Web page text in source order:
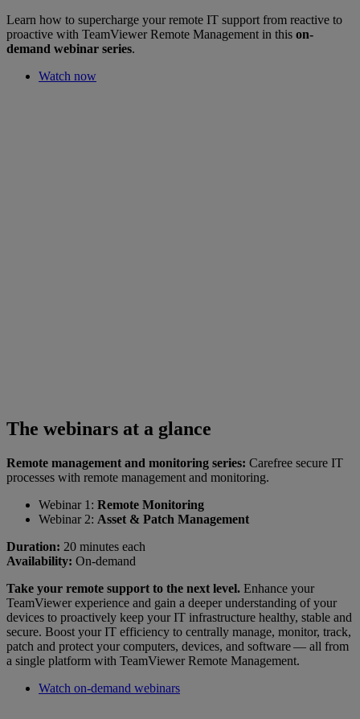
Learn how to supercharge your remote IT support from reactive to
proactive with TeamViewer Remote Management in this on-
demand webinar series.
Watch now
The webinars at a glance
Remote management and monitoring series: Carefree secure IT
processes with remote management and monitoring.
Webinar 1: Remote Monitoring
Webinar 2: Asset & Patch Management
Duration: 20 minutes each
Availability: On-demand
Take your remote support to the next level. Enhance your
TeamViewer experience and gain a deeper understanding of your
devices to proactively keep your IT infrastructure healthy, stable and
secure. Boost your IT efficiency to centrally manage, monitor, track,
patch and protect your computers, devices, and software — all from
a single platform with TeamViewer Remote Management.
Watch on-demand webinars